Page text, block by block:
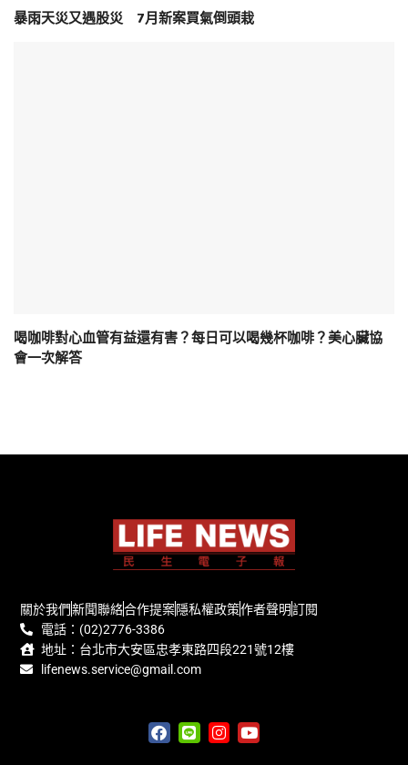
暴雨天災又遇股災 7月新案買氣倒頭栽
喝咖啡對心血管有益還有害？每日可以喝幾杯咖啡？美心臟協
會一次解答
關於我們新聞聯絡合作提案隱私權政策作者聲明訂閱
電話：(02)2776-3386
地址：台北市大安區忠孝東路四段221號12樓
lifenews.service@gmail.com